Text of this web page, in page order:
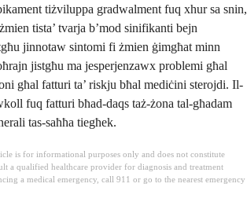
tiżviluppa gradwalment fuq xhur sa snin,
tista’ tvarja b’mod sinifikanti bejn
jinnotaw sintomi fi żmien ġimgħat minn
jistgħu ma jesperjenzawx problemi għal
għal fatturi ta’ riskju bħal mediċini sterojdi. Il-
fuq fatturi bħad-daqs taż-żona tal-għadam
tas-saħħa tiegħek.
is for informational purposes only and does not constitute
a qualified healthcare provider for diagnosis and treatment
a medical emergency, call 911 or go to the nearest emergency